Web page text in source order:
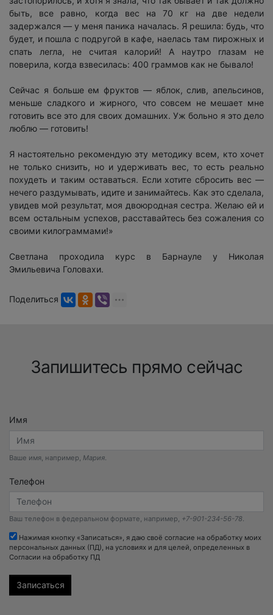
быть, все равно, когда вес на 70 кг на две недели
задержался — у меня паника началась. Я решила: будь, что
будет, и пошла с подругой в кафе, наелась там пирожных и
спать легла, не считая калорий! А наутро глазам не
поверила, когда взвесилась: 400 граммов как не бывало!
Сейчас я больше ем фруктов — яблок, слив, апельсинов,
меньше сладкого и жирного, что совсем не мешает мне
готовить все это для своих домашних. Уж больно я это дело
люблю — готовить!
Я настоятельно рекомендую эту методику всем, кто хочет
не только снизить, но и удерживать вес, то есть реально
похудеть и таким оставаться. Если хотите сбросить вес —
нечего раздумывать, идите и занимайтесь. Как это сделала,
увидев мой результат, моя двоюродная сестра. Желаю ей и
всем остальным успехов, расставайтесь без сожаления со
своими килограммами!»
Светлана проходила курс в Барнауле у Николая
Эмильевича Головахи.
Поделиться
Запишитесь прямо сейчас
Имя
Ваше имя, например, Мария
Телефон
Ваш телефон в федеральном формате, например, +7-901-234-56-78.
Нажимая кнопку «Записаться», я даю своё согласие на обработку моих
персональных данных (ПД), на условиях и для целей, определенных в
Согласии на обработку ПД